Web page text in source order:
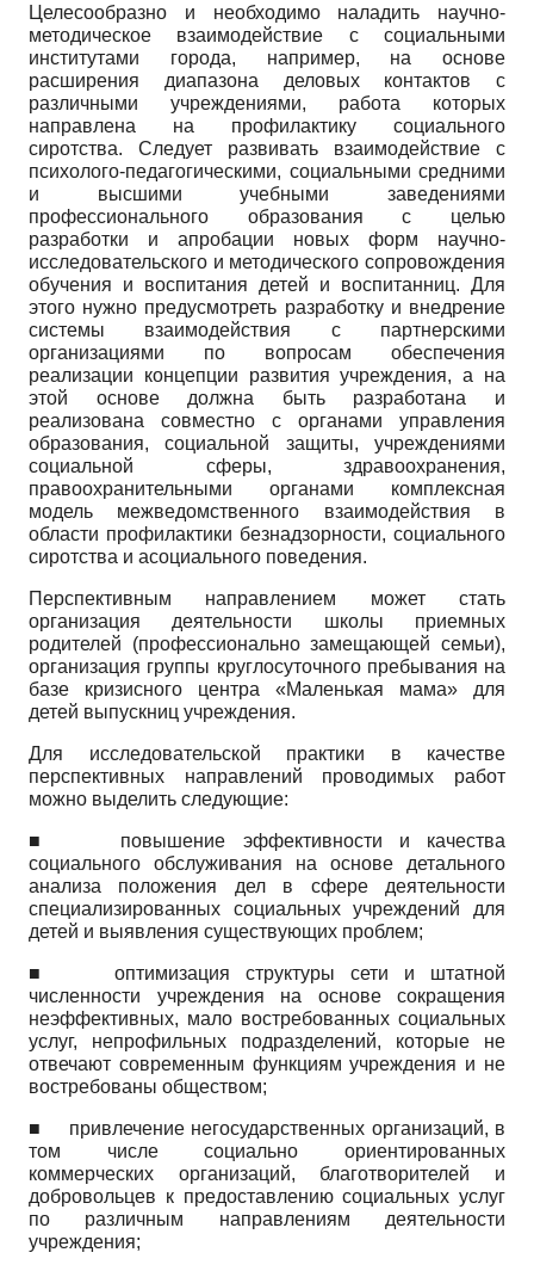
Целесообразно и необходимо наладить научно-
методическое взаимодействие с социальными
институтами города, например, на основе
расширения диапазона деловых контактов с
различными учреждениями, работа которых
направлена на профилактику социального
сиротства. Следует развивать взаимодействие с
психолого-педагогическими, социальными средними
и высшими учебными заведениями
профессионального образования с целью
разработки и апробации новых форм научно-
исследовательского и методического сопровождения
обучения и воспитания детей и воспитанниц. Для
этого нужно предусмотреть разработку и внедрение
системы взаимодействия с партнерскими
организациями по вопросам обеспечения
реализации концепции развития учреждения, а на
этой основе должна быть разработана и
реализована совместно с органами управления
образования, социальной защиты, учреждениями
социальной сферы, здравоохранения,
правоохранительными органами комплексная
модель межведомственного взаимодействия в
области профилактики безнадзорности, социального
сиротства и асоциального поведения.
Перспективным направлением может стать
организация деятельности школы приемных
родителей (профессионально замещающей семьи),
организация группы круглосуточного пребывания на
базе кризисного центра «Маленькая мама» для
детей выпускниц учреждения.
Для исследовательской практики в качестве
перспективных направлений проводимых работ
можно выделить следующие:
■ повышение эффективности и качества
социального обслуживания на основе детального
анализа положения дел в сфере деятельности
специализированных социальных учреждений для
детей и выявления существующих проблем;
■ оптимизация структуры сети и штатной
численности учреждения на основе сокращения
неэффективных, мало востребованных социальных
услуг, непрофильных подразделений, которые не
отвечают современным функциям учреждения и не
востребованы обществом;
■ привлечение негосударственных организаций, в
том числе социально ориентированных
коммерческих организаций, благотворителей и
добровольцев к предоставлению социальных услуг
по различным направлениям деятельности
учреждения;